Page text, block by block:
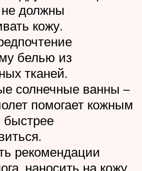
не должны
кожу.
белью из
тканей.
солнечные ванны –
помогает кожным
быстрее
рекомендации
наносить на кожу